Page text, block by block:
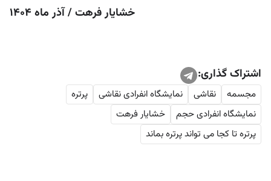
خشایار فرهت / آذر ماه 1404
اشتراک گذاری:
مجسمه نقاشی نمایشگاه انفرادی نقاشی‌
پرتره
نمایشگاه انفرادی حجم
خشایار فرهت
پرتره تا کجا می تواند پرتره بماند